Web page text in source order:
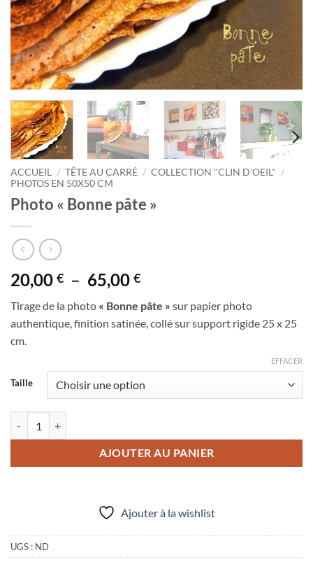
ACCUEIL / TÊTE AU CARRÉ / COLLECTION "CLIN D'OEIL" /
PHOTOS EN 50X50 CM
Photo « Bonne pâte »
20,00 € – 65,00 €Plage
prix :
20,00 €
Tirage de la photo « Bonne pâte » sur papier photo
authentique, finition satinée, collé sur support rigide 25 x 25
cm.
Taille
EFFACER
AJOUTER AU PANIER
Ajouter à la wishlist
UGS : ND